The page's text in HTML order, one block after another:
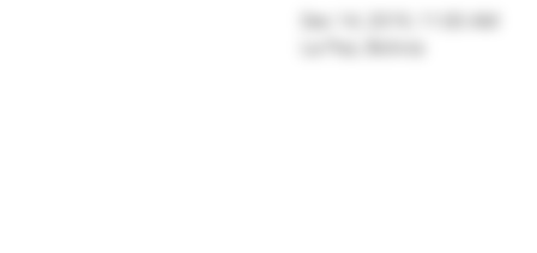
Dec 14, 2019, 11:00 AM